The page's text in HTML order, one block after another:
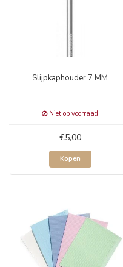
Slijpkaphouder 7 MM
Niet op voorraad
€5,00
Kopen